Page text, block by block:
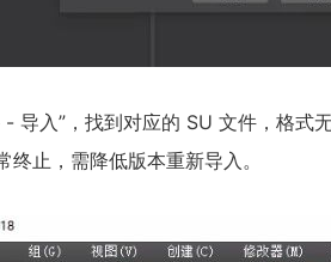
导入”，找到对应的 SU 文件，格式
止，需降低版本重新导入。